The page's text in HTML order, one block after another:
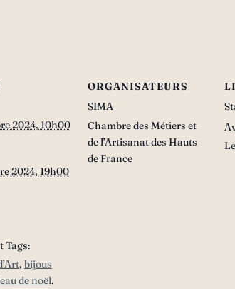
2024, 10h00
2024, 19h00
Tags:
, bijous
de noël,
ORGANISATEURS
SIMA
Chambre des Métiers et
de l’Artisanat des Hauts
de France